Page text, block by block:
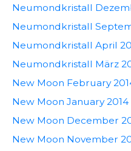
Neumondkristall
Neumondkristall
Neumondkristall April
Neumondkristall März
New Moon February
New Moon January 2014
New Moon December
New Moon November